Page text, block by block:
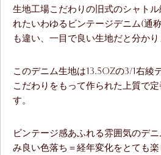
生地工場こだわりの旧式のシャト
れたいわゆるビンテージデニム(通
も違い、一目で良い生地だと分かり
このデニム生地は13.5ozの3/1右綾
こだわりをもって作られた上質で
す。
ビンテージ感あふれる雰囲気のデ
み良い色落ち＝経年変化をとても